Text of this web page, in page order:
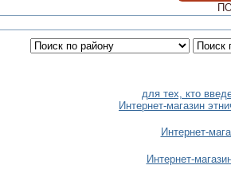
для тех, кто
Интернет-магазин
Интернет-
Интернет-